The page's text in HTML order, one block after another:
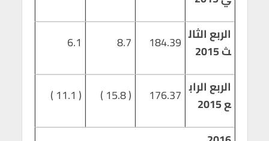
الربع الثال
ث 2015
184.39
8.7
6.1
الربع الراب
ع 2015
176.37
( 15.8 )
( 11.1 )